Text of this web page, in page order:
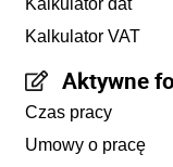
Kalkulator dat
Kalkulator VAT
Aktywne
Czas pracy
Umowy o pracę